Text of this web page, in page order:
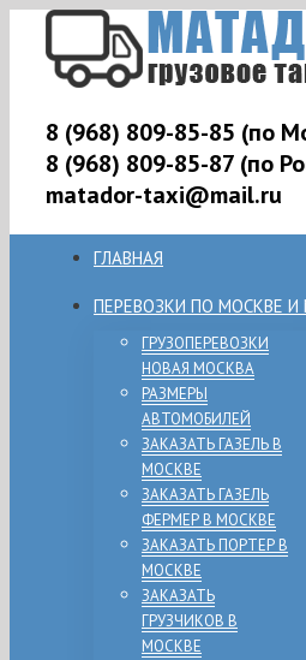
8 (968) 809-85-85 (по
8 (968) 809-85-87 (по
matador-taxi@mail.ru
ГЛАВНАЯ
ПЕРЕВОЗКИ ПО МОСКВЕ И
ГРУЗОПЕРЕВОЗКИ
НОВАЯ МОСКВА
РАЗМЕРЫ
АВТОМОБИЛЕЙ
ЗАКАЗАТЬ ГАЗЕЛЬ В
МОСКВЕ
ЗАКАЗАТЬ ГАЗЕЛЬ
ФЕРМЕР В МОСКВЕ
ЗАКАЗАТЬ ПОРТЕР В
МОСКВЕ
ЗАКАЗАТЬ
ГРУЗЧИКОВ В
МОСКВЕ